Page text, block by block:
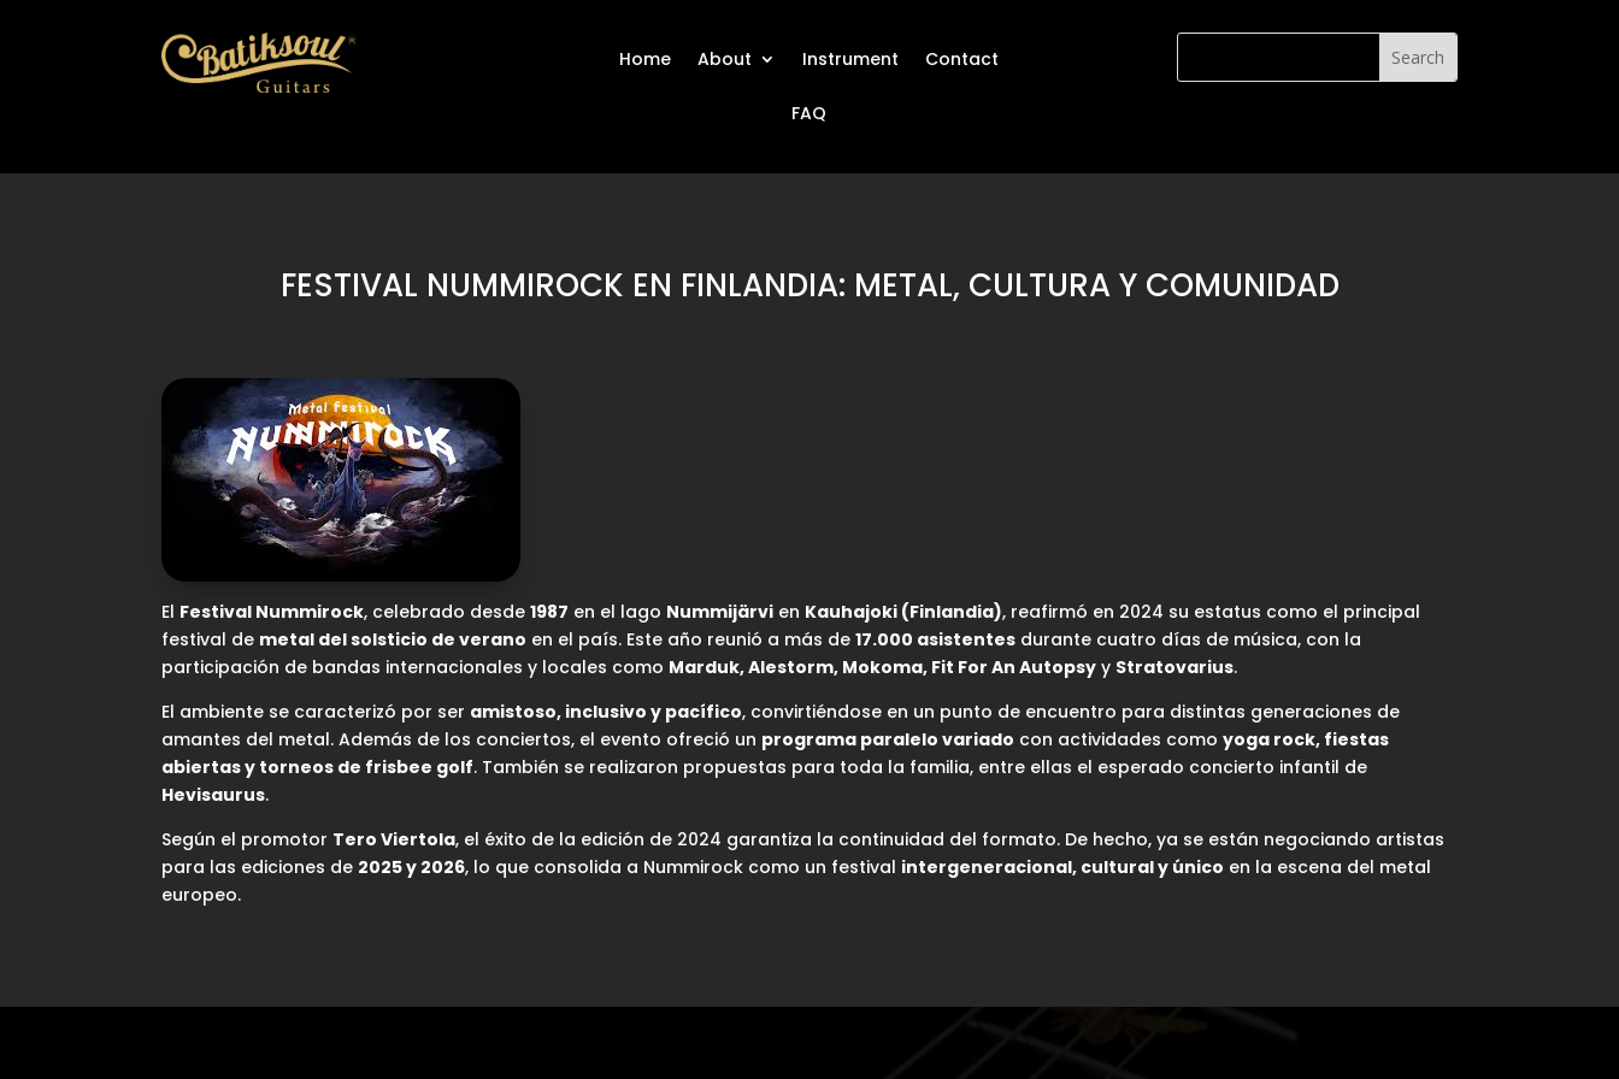
Home About Instrument Contact
FAQ
FESTIVAL NUMMIROCK EN FINLANDIA: METAL, CULTURA Y COMUNIDAD
El Festival Nummirock, celebrado desde1987 en el lago Nummijärvi en Kauhajoki (Finlandia), reafirmó en 2024 su estatus como el principal
festival de metal del solsticio de verano en el país. Este año reunió a más de17.000 asistentes durante cuatro días de música, con la
participación de bandas internacionales y locales como Marduk, Alestorm, Mokoma, Fit For An Autopsy y Stratovarius.
El ambiente se caracterizó por ser amistoso, inclusivo y pacífico, convirtiéndose en un punto de encuentro para distintas generaciones de
amantes del metal. Además de los conciertos, el evento ofreció un programa paralelo variado con actividades comoyoga rock, fiestas
abiertas y torneos de frisbee golf. También se realizaron propuestas para toda la familia, entre ellas el esperado concierto infantil de
Hevisaurus.
Según el promotor Tero Viertola, el éxito de la edición de 2024 garantiza la continuidad del formato. De hecho, ya se están negociando artistas
para las ediciones de 2025 y 2026, lo que consolida a Nummirock como un festival intergeneracional, cultural y único en la escena del metal
europeo.